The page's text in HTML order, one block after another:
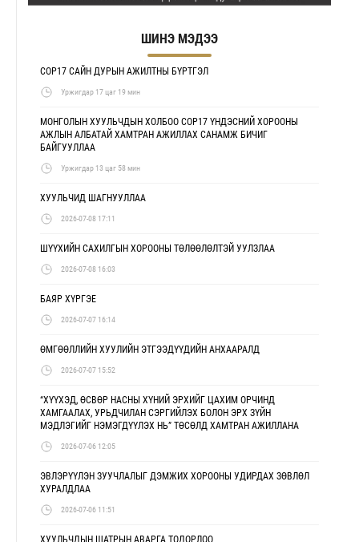
ШИНЭ МЭДЭЭ
COP17 САЙН ДУРЫН АЖИЛТНЫ БҮРТГЭЛ
Уржигдар 17 цаг 19 мин
МОНГОЛЫН ХУУЛЬЧДЫН ХОЛБОО COP17 ҮНДЭСНИЙ ХОРООНЫ
АЖЛЫН АЛБАТАЙ ХАМТРАН АЖИЛЛАХ САНАМЖ БИЧИГ
БАЙГУУЛЛАА
Уржигдар 13 цаг 58 мин
ХУУЛЬЧИД ШАГНУУЛЛАА
2026-07-08 17:11
ШҮҮХИЙН САХИЛГЫН ХОРООНЫ ТӨЛӨӨЛӨЛТЭЙ УУЛЗЛАА
2026-07-08 16:03
БАЯР ХҮРГЭЕ
2026-07-07 16:14
ӨМГӨӨЛЛИЙН ХУУЛИЙН ЭТГЭЭДҮҮДИЙН АНХААРАЛД
2026-07-07 15:52
“ХҮҮХЭД, ӨСВӨР НАСНЫ ХҮНИЙ ЭРХИЙГ ЦАХИМ ОРЧИНД
ХАМГААЛАХ, УРЬДЧИЛАН СЭРГИЙЛЭХ БОЛОН ЭРХ ЗҮЙН
МЭДЛЭГИЙГ НЭМЭГДҮҮЛЭХ НЬ” ТӨСӨЛД ХАМТРАН АЖИЛЛАНА
2026-07-06 12:05
ЭВЛЭРҮҮЛЭН ЗУУЧЛАЛЫГ ДЭМЖИХ ХОРООНЫ УДИРДАХ ЗӨВЛӨЛ
ХУРАЛДЛАА
2026-07-06 11:51
ХУУЛЬЧДЫН ШАТРЫН АВАРГА ТОДОРЛОО